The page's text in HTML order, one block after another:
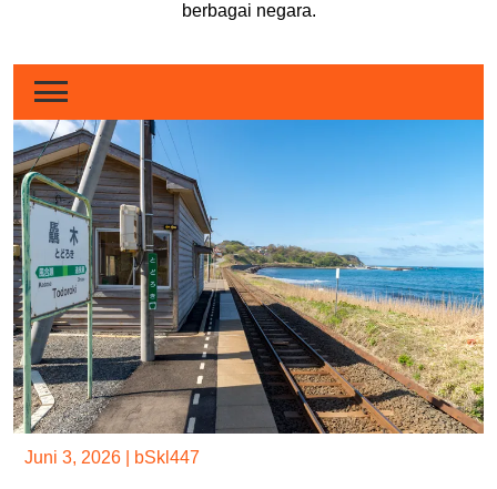
berbagai negara.
Juni 3, 2026 bSkl447